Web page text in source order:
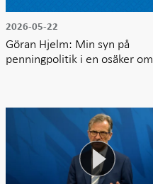
2026-05-22
Göran Hjelm: Min syn på
penningpolitik i en osäker